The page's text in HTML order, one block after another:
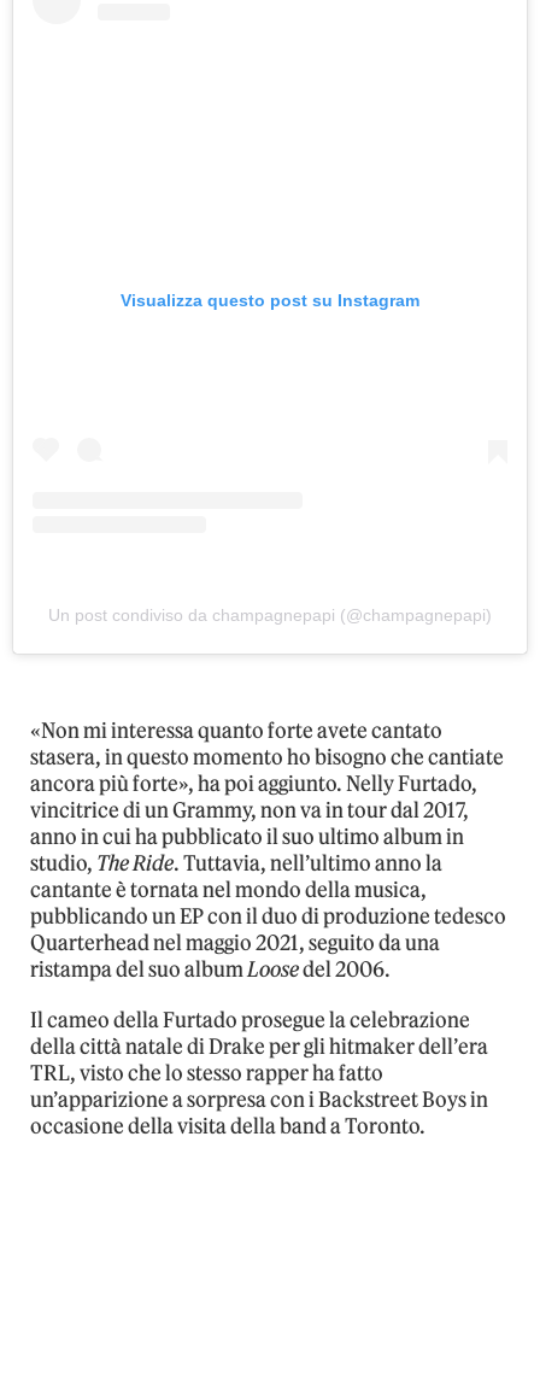
Visualizza questo post su Instagram
Un post condiviso da champagnepapi (@champagnepapi)
«Non mi interessa quanto forte avete cantato
stasera, in questo momento ho bisogno che cantiate
ancora più forte», ha poi aggiunto. Nelly Furtado,
vincitrice di un Grammy, non va in tour dal 2017,
anno in cui ha pubblicato il suo ultimo album in
studio, The Ride. Tuttavia, nell’ultimo anno la
cantante è tornata nel mondo della musica,
pubblicando un EP con il duo di produzione tedesco
Quarterhead nel maggio 2021, seguito da una
ristampa del suo albumLoosedel 2006.
Il cameo della Furtado prosegue la celebrazione
della città natale di Drake per gli hitmaker dell’era
TRL, visto che lo stesso rapper ha fatto
un’apparizione a sorpresa con i Backstreet Boys in
occasione della visita della band a Toronto.